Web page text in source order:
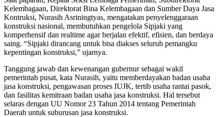
Kelembagaan, Direktorat Bina Kelembagaan dan Sumber Daya Jasa
Kontruksi, Nurasih Asriningtyas, mengatakan penyelenggaraan
konstruksi nasional, membutuhkan pengelola Sipjaki yang
komperhensif dan realtime agar berjalan efektif, efisien, dan berdaya
saing. “Sipjaki dirancang untuk bisa diakses seluruh pemangku
kepentingan konstruksi,” ujarnya.
Tanggung jawab dan kewenangan gubernur sebagai wakil
pemerintah pusat, kata Nurasih, yaitu memberdayakan badan usaha
jasa konstruksi, pengawasan proses IUJK, tertib usaha rantai pasok,
dan fasilitas kemitraan badan usaha jasa konstruksi. Hal tersebut
selaras dengan UU Nomor 23 Tahun 2014 tentang Pemerintah
Daerah untuk suburusan jasa konstruksi.